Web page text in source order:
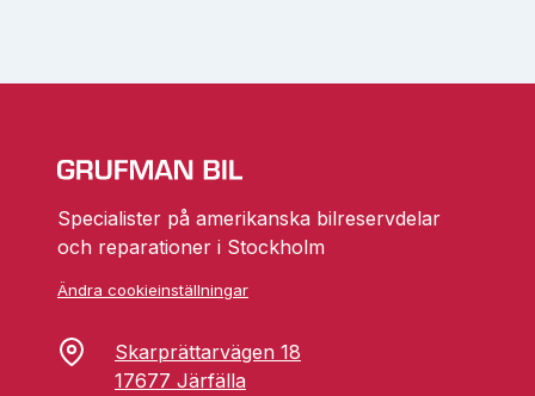
Specialister på amerikanska bilreservdelar
och reparationer i Stockholm
Ändra cookieinställningar
Skarprättarvägen 18
17677 Järfälla